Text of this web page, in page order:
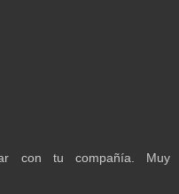
con tu compañía. Muy